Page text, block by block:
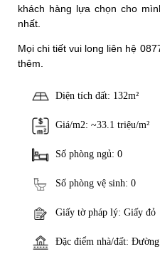
khách hàng lựa chọn cho
nhất.
Mọi chi tiết vui long liên hệ
thêm.
Diện tích đất: 132m²
Giá/m2: ~33.1 triệu/m²
Số phòng ngủ: 0
Số phòng vệ sinh: 0
Giấy tờ pháp lý: Giấy đỏ
Đặc điểm nhà/đất: